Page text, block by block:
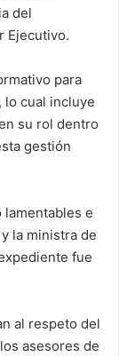
del
Ejecutivo.
para
lo cual incluye
su rol dentro
gestión
lamentables e
la ministra de
fue
al respeto del
asesores de